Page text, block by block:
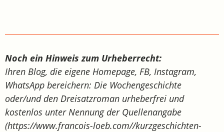
Noch ein Hinweis zum Urheberrecht:
Ihren Blog, die eigene Homepage, FB, Instagram,
WhatsApp bereichern: Die Wochengeschichte
oder/und den Dreisatzroman urheberfrei und
kostenlos unter Nennung der Quellenangabe
(https://www.francois-loeb.com//kurzgeschichten-